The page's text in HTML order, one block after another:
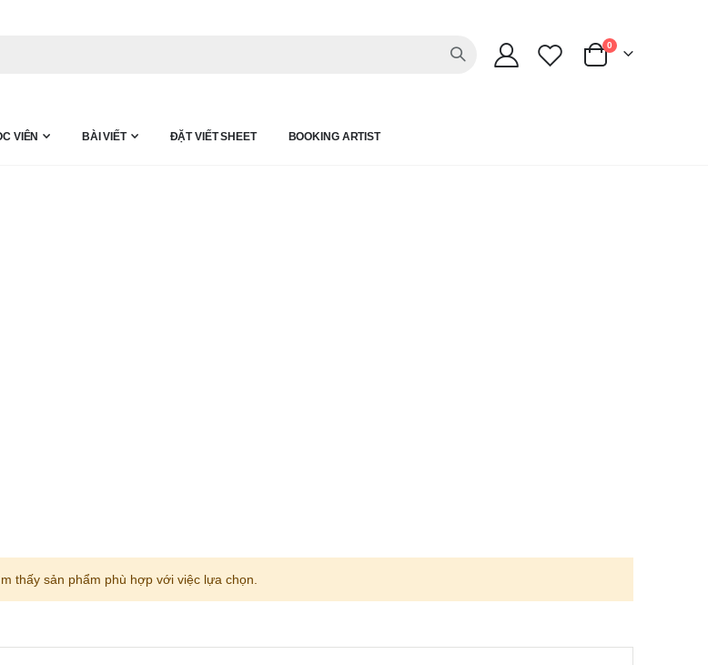
Cart
0 sản phẩm
VIÊN BÀI VIẾT ĐẶT VIẾT SHEET BOOKING ARTIST
thấy sản phẩm phù hợp với việc lựa chọn.